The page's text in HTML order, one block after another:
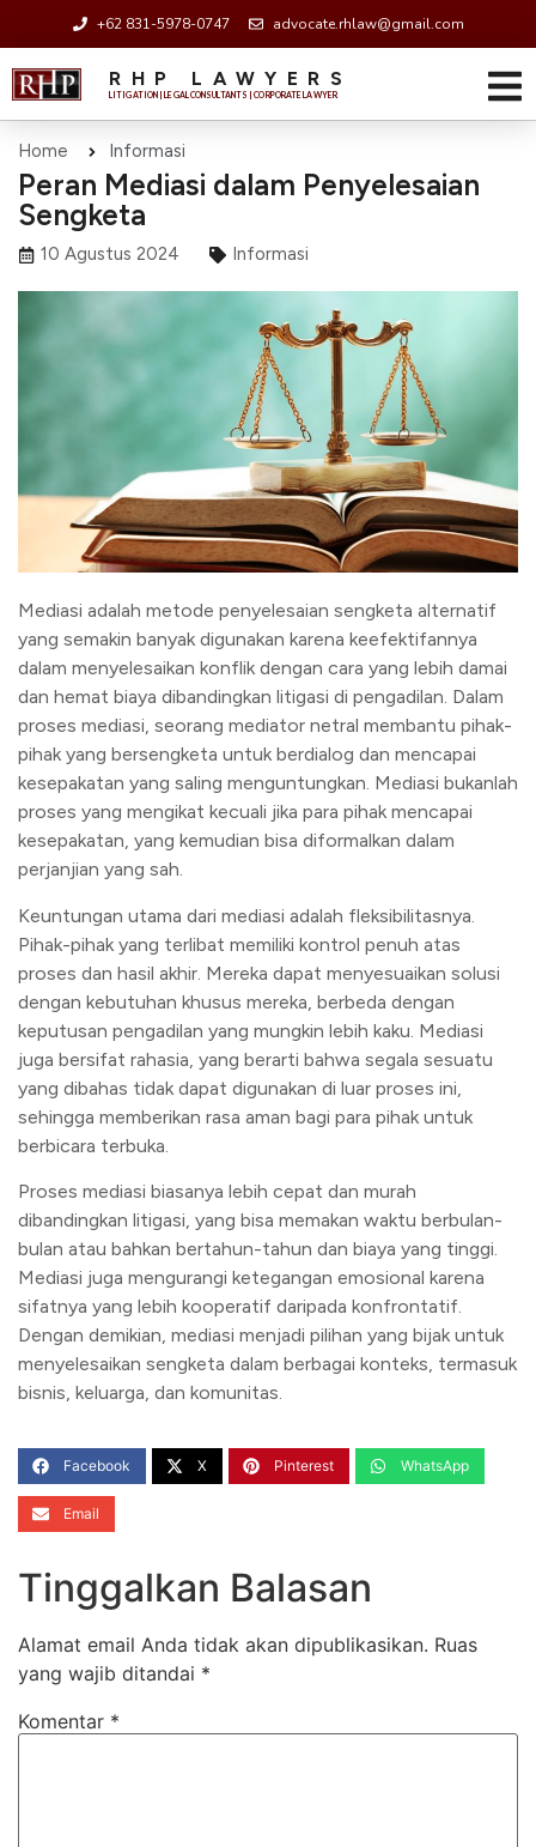
+62 831-5978-0747 advocate.rhlaw@gmail.com
RHP LAWYERS
LITIGATION | LEGAL CONSULTANTS | CORPORATE LAWYER
Home Informasi
Peran Mediasi dalam Penyelesaian
Sengketa
10 Agustus 2024 Informasi
Mediasi adalah metode penyelesaian sengketa alternatif
yang semakin banyak digunakan karena keefektifannya
dalam menyelesaikan konflik dengan cara yang lebih damai
dan hemat biaya dibandingkan litigasi di pengadilan. Dalam
proses mediasi, seorang mediator netral membantu pihak-
pihak yang bersengketa untuk berdialog dan mencapai
kesepakatan yang saling menguntungkan. Mediasi bukanlah
proses yang mengikat kecuali jika para pihak mencapai
kesepakatan, yang kemudian bisa diformalkan dalam
perjanjian yang sah.
Keuntungan utama dari mediasi adalah fleksibilitasnya.
Pihak-pihak yang terlibat memiliki kontrol penuh atas
proses dan hasil akhir. Mereka dapat menyesuaikan solusi
dengan kebutuhan khusus mereka, berbeda dengan
keputusan pengadilan yang mungkin lebih kaku. Mediasi
juga bersifat rahasia, yang berarti bahwa segala sesuatu
yang dibahas tidak dapat digunakan di luar proses ini,
sehingga memberikan rasa aman bagi para pihak untuk
berbicara terbuka.
Proses mediasi biasanya lebih cepat dan murah
dibandingkan litigasi, yang bisa memakan waktu berbulan-
bulan atau bahkan bertahun-tahun dan biaya yang tinggi.
Mediasi juga mengurangi ketegangan emosional karena
sifatnya yang lebih kooperatif daripada konfrontatif.
Dengan demikian, mediasi menjadi pilihan yang bijak untuk
menyelesaikan sengketa dalam berbagai konteks, termasuk
bisnis, keluarga, dan komunitas.
Facebook X Pinterest WhatsApp
Email
Tinggalkan Balasan
Alamat email Anda tidak akan dipublikasikan. Ruas
yang wajib ditandai *
Komentar *